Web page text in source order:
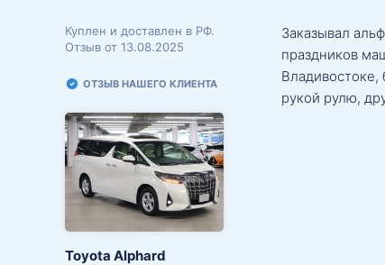
Куплен и доставлен в РФ.
Отзыв от 13.08.2025
ОТЗЫВ НАШЕГО КЛИЕНТА
Toyota Alphard
Заказывал
праздников
рукой рулю,